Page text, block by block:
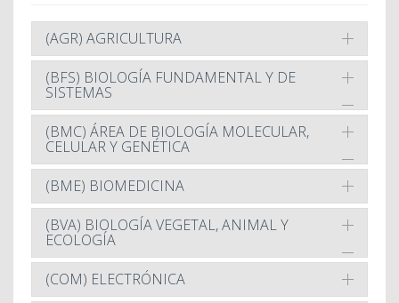
(AGR) AGRICULTURA
(BFS) BIOLOGÍA FUNDAMENTAL Y DE
SISTEMAS
(BMC) ÁREA DE BIOLOGÍA MOLECULAR,
CELULAR Y GENÉTICA
(BME) BIOMEDICINA
(BVA) BIOLOGÍA VEGETAL, ANIMAL Y
ECOLOGÍA
(COM) ELECTRÓNICA